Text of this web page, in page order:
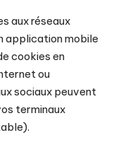
aux réseaux
application mobile
cookies en
ou
sociaux peuvent
terminaux